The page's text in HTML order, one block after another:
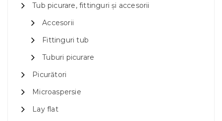
Tub picurare, fittinguri și accesorii
Accesorii
Fittinguri tub
Tuburi picurare
Picurători
Microaspersie
Lay flat